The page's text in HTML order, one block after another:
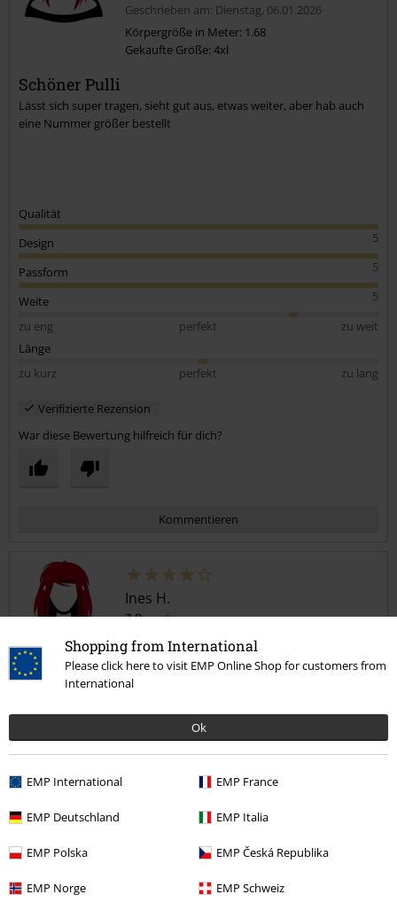
Shopping from International
Please click here to visit EMP Online Shop for customers from
International
Ok
EMP International EMP France
EMP Deutschland EMP Italia
EMP Polska EMP Česká Republika
EMP Norge EMP Schweiz
Kommentar jetzt abschicken!
Geschrieben am: Dienstag, 06.01.2026
Körpergröße in Meter: 1.68
Gekaufte Größe: 4xl
Schöner Pulli
Lässt sich super tragen, sieht gut aus, etwas weiter, aber hab auch
eine Nummer größer bestellt
Qualität
5
Design
5
Passform
5
Weite
zu eng
perfekt
zu weit
Länge
zu kurz
perfekt zu lang
Verifizierte Rezension
War diese Bewertung hilfreich für dich?
Kommentieren
Ines H.
7 Bewertungen
Geschrieben am: Dienstag, 10.12.2024
Leider etwas dünn
Der Pullover ist etwas dünn. Ansonsten ist es halt ein Pullover. Sitzt
gut.
Qualität
Weite